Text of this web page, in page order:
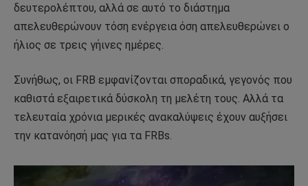
δευτερολέπτου, αλλά σε αυτό το διάστημα
απελευθερώνουν τόση ενέργεια όση απελευθερώνει ο
ήλιος σε τρεις γήινες ημέρες.
Συνήθως, οι FRB εμφανίζονται σποραδικά, γεγονός που
καθιστά εξαιρετικά δύσκολη τη μελέτη τους. Αλλά τα
τελευταία χρόνια μερικές ανακαλύψεις έχουν αυξήσει
την κατανόησή μας για τα FRBs.